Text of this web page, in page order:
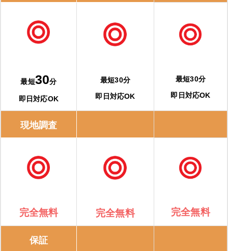
最短30分
即日対応OK
最短30分
即日対応OK
最短30分
即日対応OK
現地調査
完全無料 完全無料 完全無料
保証